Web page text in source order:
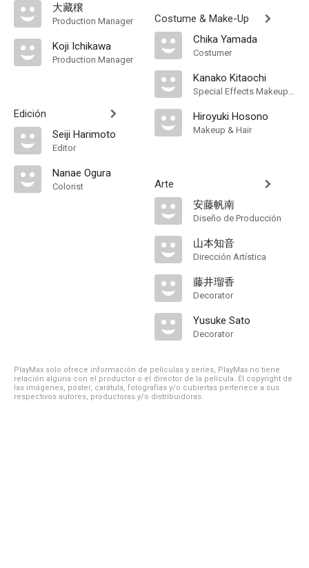
大藏穣
Production Manager
Koji Ichikawa
Production Manager
Edición
Seiji Harimoto
Editor
Nanae Ogura
Colorist
Costume & Make-Up
Chika Yamada
Costumer
Kanako Kitaochi
Special Effects Makeup Artist
Hiroyuki Hosono
Makeup & Hair
Arte
安藤帆南
Diseño de Producción
山本知音
Dirección Artística
藤井瑠香
Decorator
Yusuke Sato
Decorator
PlayMax solo ofrece información de películas y series, PlayMax no tiene
relación alguna con el productor o el director de la película. El copyright de
las imágenes, póster, carátula, fotografías y/o cubiertas pertenece a sus
respectivos autores, productoras y/o distribuidoras.